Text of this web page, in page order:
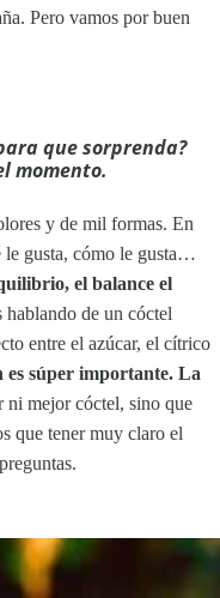
Pero vamos por buen
que sorprenda?
momento.
y de mil formas. En
le gusta, cómo le gusta…
el balance el
hablando de un cóctel
entre el azúcar, el cítrico
es súper importante. La
ni mejor cóctel, sino que
que tener muy claro el